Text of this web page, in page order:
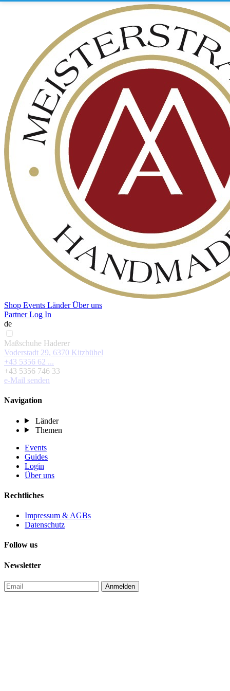
Shop Events LänderÜber uns
Partner Log In
de
Maßschuhe Haderer
Voderstadt 29, 6370 Kitzbühel
+43 5356 62 ...
+43 5356 746 33
e-Mail senden
Navigation
Länder
Themen
Events
Guides
Login
Über uns
Rechtliches
Impressum & AGBs
Datenschutz
Follow us
Newsletter
Anmelden